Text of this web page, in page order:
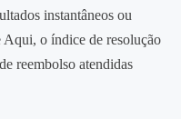
instantâneos ou
o índice de resolução
reembolso atendidas